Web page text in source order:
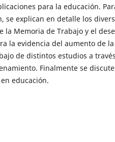
para la educación.
se explican en detalle los
la Memoria de Trabajo y el
la evidencia del aumento de la
de distintos estudios a
Finalmente se
educación.